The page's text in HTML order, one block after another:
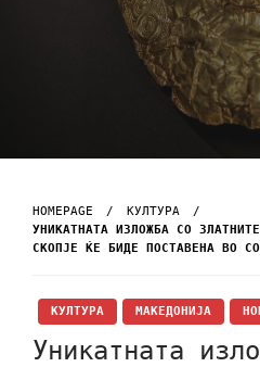
HOMEPAGE
КУЛТУРА
УНИКАТНАТА ИЗЛОЖБА СО
СКОПЈЕ ЌЕ БИДЕ ПОСТАВЕНА ВО
КУЛТУРА МАКЕДОНИЈА
Уникатната